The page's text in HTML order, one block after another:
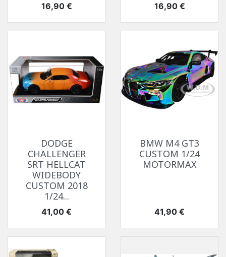
Prix
16,90 € Prix
16,90 €
DODGE
CHALLENGER
SRT HELLCAT
WIDEBODY
CUSTOM 2018
1/24...
Prix
41,00 €
BMW M4 GT3
CUSTOM 1/24
MOTORMAX
Prix
41,90 €